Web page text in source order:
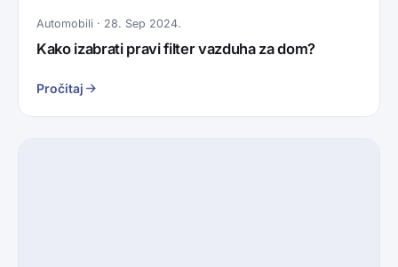
Automobili · 28. Sep 2024.
Kako izabrati pravi filter vazduha za dom?
Pročitaj